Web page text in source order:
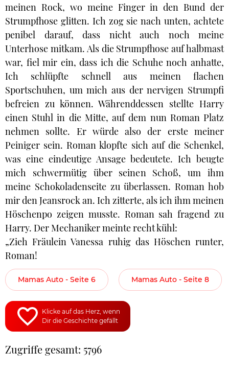
meinen Rock, wo meine Finger in den Bund der
Strumpfhose glitten. Ich zog sie nach unten, achtete
penibel darauf, dass nicht auch noch meine
Unterhose mitkam. Als die Strumpfhose auf halbmast
war, fiel mir ein, dass ich die Schuhe noch anhatte,
Ich schlüpfte schnell aus meinen flachen
Sportschuhen, um mich aus der nervigen Strumpfi
befreien zu können. Währenddessen stellte Harry
einen Stuhl in die Mitte, auf dem nun Roman Platz
nehmen sollte. Er würde also der erste meiner
Peiniger sein. Roman klopfte sich auf die Schenkel,
was eine eindeutige Ansage bedeutete. Ich beugte
mich schwermütig über seinen Schoß, um ihm
meine Schokoladenseite zu überlassen. Roman hob
mir den Jeansrock an. Ich zitterte, als ich ihm meinen
Höschenpo zeigen musste. Roman sah fragend zu
Harry. Der Mechaniker meinte recht kühl:
„Zieh Fräulein Vanessa ruhig das Höschen runter,
Roman!
Mamas Auto - Seite 8
Mamas Auto - Seite 6
Klicke auf das Herz, wenn
Dir die Geschichte gefällt
Zugriffe gesamt: 5796